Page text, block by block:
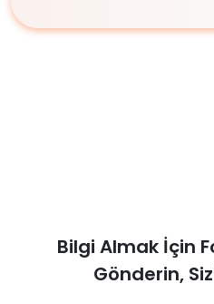
Bilgi Almak İçin
Gönderin,